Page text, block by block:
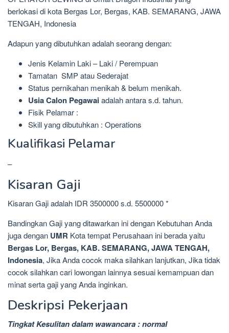
berlokasi di kota Bergas Lor, Bergas, KAB. SEMARANG, JAWA
TENGAH, Indonesia
Adapun yang dibutuhkan adalah seorang dengan:
Jenis Kelamin Laki – Laki / Perempuan
Tamatan SMP atau Sederajat
Status pernikahan menikah & belum menikah.
Usia Calon Pegawaiadalah antara s.d. tahun.
Fisik Pelamar :
Skill yang dibutuhkan : Operations
Kualifikasi Pelamar
–
Kisaran Gaji
Kisaran Gaji adalah IDR 3500000 s.d. 5500000 *
Bandingkan Gaji yang ditawarkan ini dengan Kebutuhan Anda
juga dengan UMR Kota tempat Perusahaan ini berada yaitu
Bergas Lor, Bergas, KAB. SEMARANG, JAWA TENGAH,
Indonesia, Jika Anda cocok maka silahkan lanjutkan, Jika tidak
cocok silahkan cari lowongan lainnya sesuai kemampuan dan
minat serta gaji yang Anda inginkan.
Deskripsi Pekerjaan
Tingkat Kesulitan dalam wawancara : normal